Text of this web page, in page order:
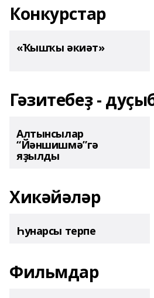
Конкурстар
«Ҡышҡы әкиәт»
Гәзитебеҙ -
Алтынсылар
“Йәншишмә”гә
яҙылды
Хикәйәләр
Һунарсы терпе
Фильмдар